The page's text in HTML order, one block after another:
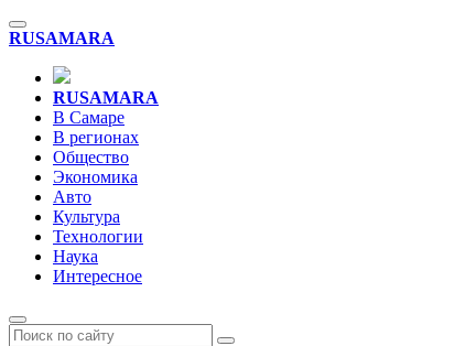
RUSAMARA
RUSAMARA
В Самаре
В регионах
Общество
Экономика
Авто
Культура
Технологии
Наука
Интересное